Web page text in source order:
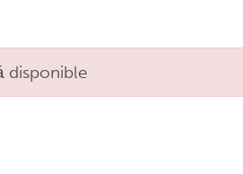
disponible